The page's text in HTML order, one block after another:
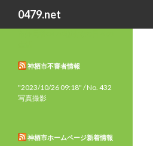
0479.net
神栖市不審者情報
"2023/10/26 09:18" / No. 432
写真撮影
神栖市ホームページ新着情報